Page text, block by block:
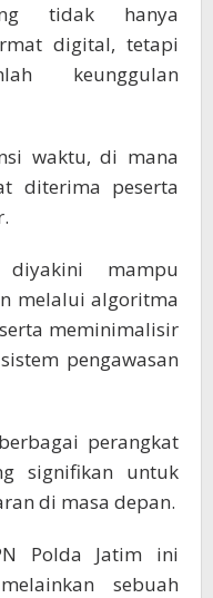
tidak hanya
digital, tetapi
keunggulan
waktu, di mana
diterima peserta
mampu
melalui algoritma
meminimalisir
pengawasan
perangkat
signifikan untuk
di masa depan.
Polda Jatim ini
sebuah